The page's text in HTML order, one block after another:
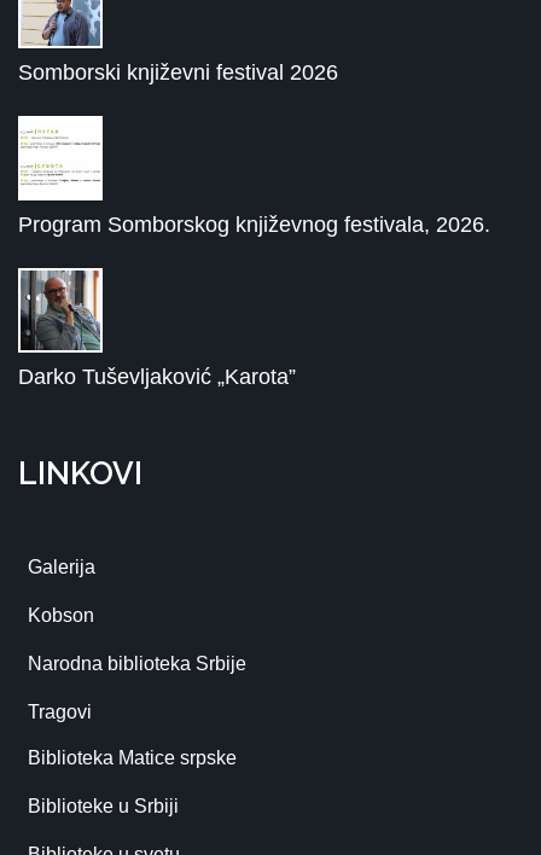
Somborski književni festival 2026
Program Somborskog književnog festivala, 2026.
Darko Tuševljaković „Karota”
LINKOVI
Galerija
Kobson
Narodna biblioteka Srbije
Tragovi
Biblioteka Matice srpske
Biblioteke u Srbiji